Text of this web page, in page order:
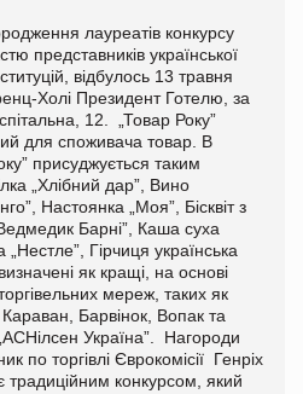
лауреатів конкурсу
представників української
відбулось 13 травня
Холі Президент Готелю, за
12. „Товар Року”
для споживача товар. В
присуджується таким
„Хлібний дар”, Вино
Настоянка „Моя”, Бісквіт з
Барні”, Каша суха
Гірчиця українська
як кращі, на основі
мереж, таких як
Барвінок, Вопак та
Україна”. Нагороди
по торгівлі Єврокомісії Генріх
традиційним конкурсом, який